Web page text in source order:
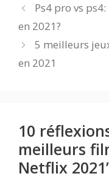
Ps4 pro vs
en 2021?
5 meilleurs
en 2021
10
meilleurs
Netflix